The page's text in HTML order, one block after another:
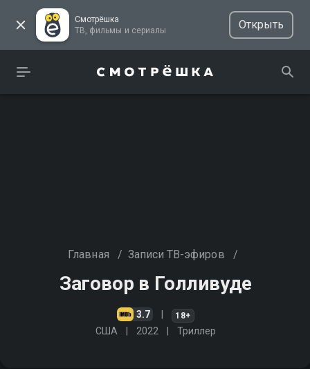
Смотрёшка
ТВ, фильмы и сериалы
Открыть
Главная / Записи ТВ-эфиров /
Заговор в Голливуде
3.7 18+
США 2022 Триллер